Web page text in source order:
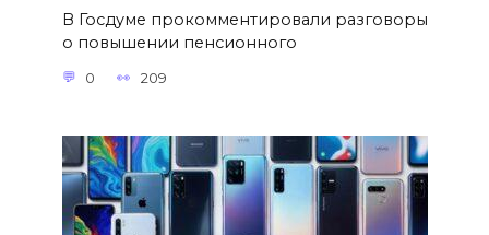
В Госдуме прокомментировали разговоры
о повышении пенсионного
0 209